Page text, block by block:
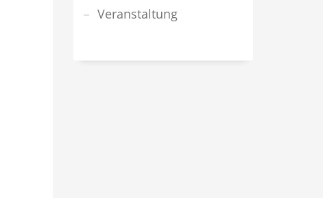
Veranstaltung